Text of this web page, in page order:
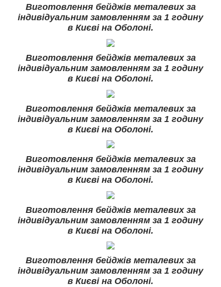
Виготовлення бейджів металевих за
індивідуальним замовленням за 1 годину
в Києві на Оболоні.
Виготовлення бейджів металевих за
індивідуальним замовленням за 1 годину
в Києві на Оболоні.
Виготовлення бейджів металевих за
індивідуальним замовленням за 1 годину
в Києві на Оболоні.
Виготовлення бейджів металевих за
індивідуальним замовленням за 1 годину
в Києві на Оболоні.
Виготовлення бейджів металевих за
індивідуальним замовленням за 1 годину
в Києві на Оболоні.
Виготовлення бейджів металевих за
індивідуальним замовленням за 1 годину
в Києві на Оболоні.